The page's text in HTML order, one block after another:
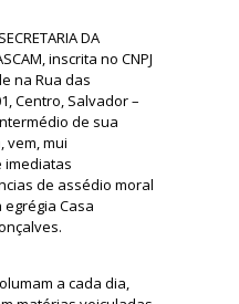
DA
inscrita no CNPJ
na Rua das
Centro, Salvador –
de sua
vem, mui
imediatas
de assédio moral
Casa
a cada dia,